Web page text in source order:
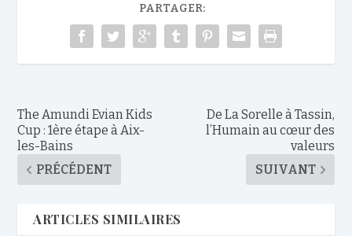
PARTAGER:
The Amundi Evian Kids
Cup : 1ère étape à Aix-
les-Bains
PRÉCÉDENT
De La Sorelle à Tassin,
l’Humain au cœur des
valeurs
SUIVANT
ARTICLES SIMILAIRES